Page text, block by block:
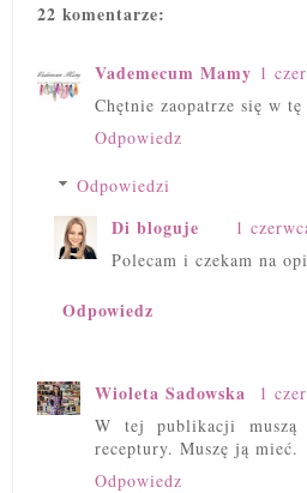
22 komentarze:
Vademecum Mamy 1
Chętnie zaopatrze się w
Odpowiedz
Odpowiedzi
Di bloguje
1
Polecam i czekam na
Odpowiedz
Wioleta Sadowska
1
W tej publikacji muszą
receptury. Muszę ją mieć.
Odpowiedz